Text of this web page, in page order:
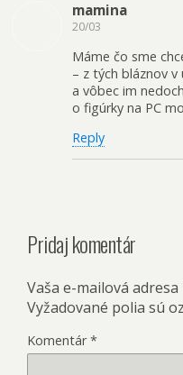
mamina
20/03
Máme čo sme
– z tých bláznov
a vôbec im
o figúrky na PC
Reply
Pridaj komentár
Vaša e-mailová
Vyžadované polia sú
Komentár*